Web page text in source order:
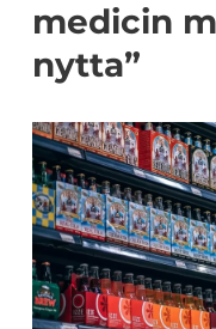
medicin
nytta”